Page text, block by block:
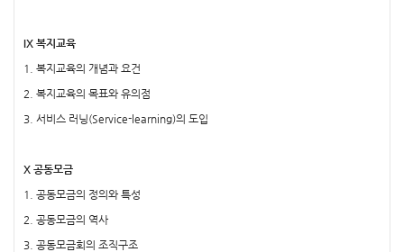
IX 복지교육
1. 복지교육의 개념과 요건
2. 복지교육의 목표와 유의점
3. 서비스 러닝(Service-learning)의 도입
X 공동모금
1. 공동모금의 정의와 특성
2. 공동모금의 역사
3. 공동모금회의 조직구조